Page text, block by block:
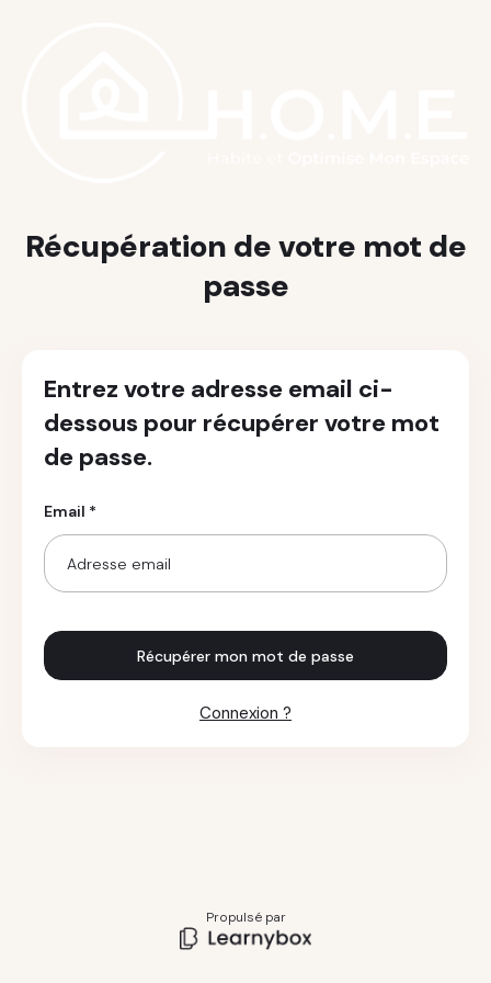
Récupération de votre mot de
passe
Entrez votre adresse email ci-
dessous pour récupérer votre mot
de passe.
Email *
Récupérer mon mot de passe
Connexion ?
Propulsé par